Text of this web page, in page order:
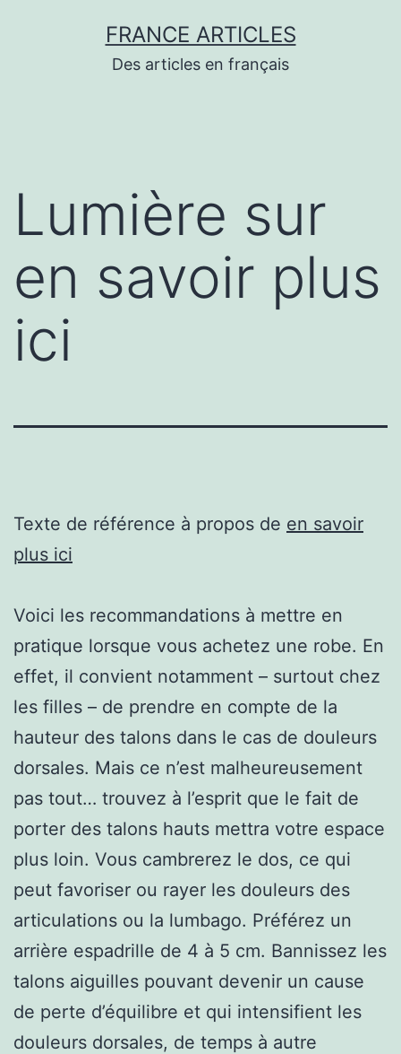
FRANCE ARTICLES
Des articles en français
Lumière sur
en savoir plus
ici
Texte de référence à propos de en savoir
plus ici
Voici les recommandations à mettre en
pratique lorsque vous achetez une robe. En
effet, il convient notamment – surtout chez
les filles – de prendre en compte de la
hauteur des talons dans le cas de douleurs
dorsales. Mais ce n’est malheureusement
pas tout… trouvez à l’esprit que le fait de
porter des talons hauts mettra votre espace
plus loin. Vous cambrerez le dos, ce qui
peut favoriser ou rayer les douleurs des
articulations ou la lumbago. Préférez un
arrière espadrille de 4 à 5 cm. Bannissez les
talons aiguilles pouvant devenir un cause
de perte d’équilibre et qui intensifient les
douleurs dorsales, de temps à autre